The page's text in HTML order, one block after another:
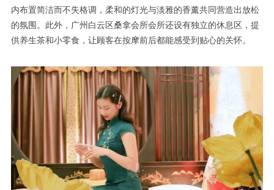
内布置简洁而不失格调，柔和的灯光与淡雅的香薰共同营造出放松
的氛围。此外，广州白云区桑拿会所会所还设有独立的休息区，提
供养生茶和小零食，让顾客在按摩前后都能感受到贴心的关怀。